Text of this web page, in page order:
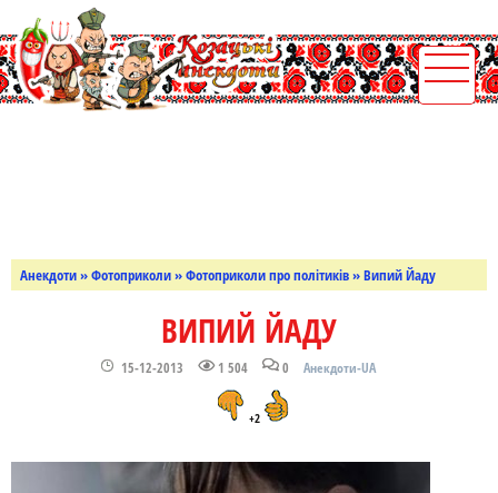
Анекдоти»Фотоприколи»Фотоприколи про політиків» Випий Йаду
ВИПИЙ ЙАДУ
15-12-2013 1 504 0 Анекдоти-UA
+2